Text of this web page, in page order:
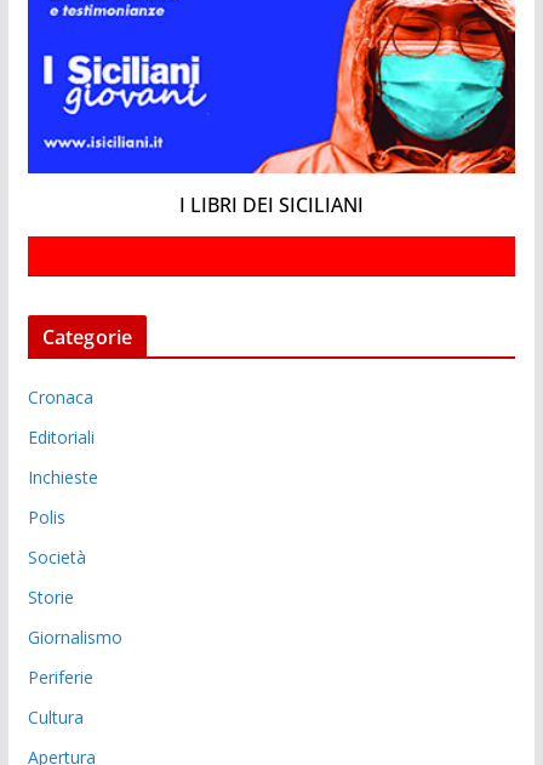
I LIBRI DEI SICILIANI
Categorie
Cronaca
Editoriali
Inchieste
Polis
Società
Storie
Giornalismo
Periferie
Cultura
Apertura